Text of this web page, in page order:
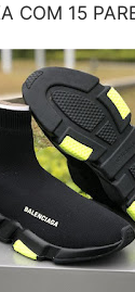
COM 15